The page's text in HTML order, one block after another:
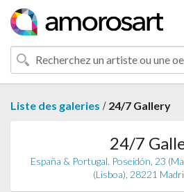
Liste des galeries / 24/7 Gallery
24/7
España & Portugal. Poseidón, 23
(Lisboa), 28221